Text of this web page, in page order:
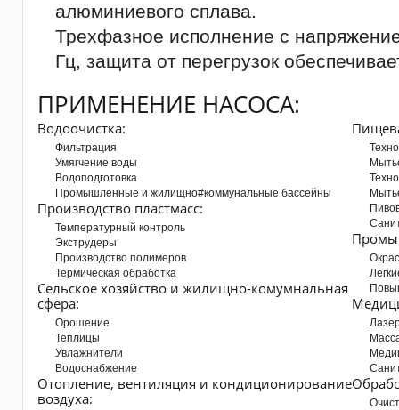
алюминиевого сплава.
Трехфазное исполнение с
Гц, защита от перегрузок
ПРИМЕНЕНИЕ НАСОСА:
Водоочистка:
Фильтрация
Умягчение воды
Водоподготовка
Промышленные и жилищно#коммунальные бассейны
Производство пластмасс:
Температурный контроль
Экструдеры
Производство полимеров
Термическая обработка
Сельское хозяйство и жилищно-комумнальная
сфера:
Орошение
Теплицы
Увлажнители
Водоснабжение
Отопление, вентиляция и кондиционирование
воздуха: